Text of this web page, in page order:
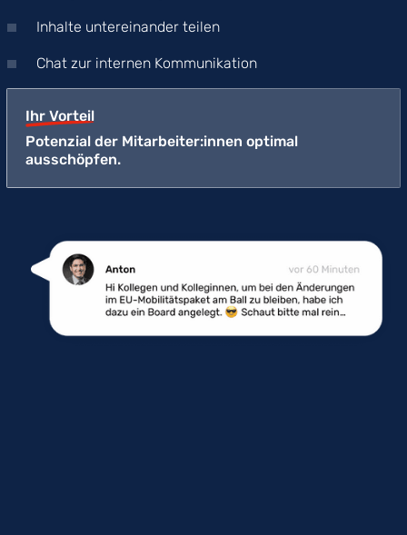
Inhalte untereinander teilen
Chat zur internen Kommunikation
Ihr Vorteil
Potenzial der Mitarbeiter:innen optimal
ausschöpfen.